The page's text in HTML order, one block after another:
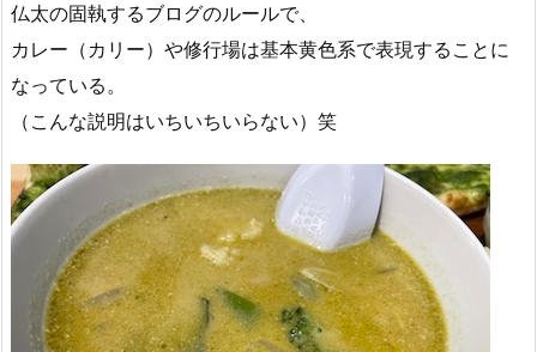
仏太の固執するブログのルールで、
カレー（カリー）や修行場は基本黄色系で表現することに
なっている。
（こんな説明はいちいちいらない）笑